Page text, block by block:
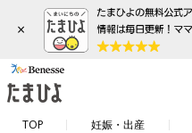
×
TOP 妊娠・出産